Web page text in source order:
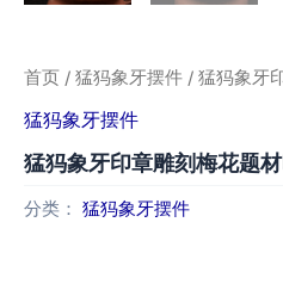
首页 / 猛犸象牙摆件 / 猛犸象牙
猛犸象牙摆件
猛犸象牙印章雕刻梅花题
分类： 猛犸象牙摆件